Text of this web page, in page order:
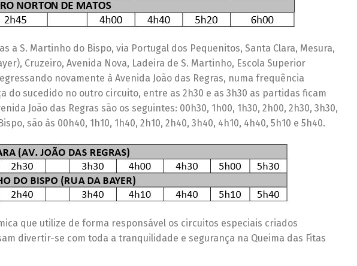
a S. Martinho do Bispo, via Portugal dos Pequenitos, Santa Clara, Mesura,
Cruzeiro, Avenida Nova, Ladeira de S. Martinho, Escola Superior
novamente à Avenida João das Regras, numa frequência
do sucedido no outro circuito, entre as 2h30 e as 3h30 as partidas ficam
João das Regras são os seguintes: 00h30, 1h00, 1h30, 2h00, 2h30, 3h30,
são às 00h40, 1h10, 1h40, 2h10, 2h40, 3h40, 4h10, 4h40, 5h10 e 5h40.
que utilize de forma responsável os circuitos especiais criados
divertir-se com toda a tranquilidade e segurança na Queima das Fitas